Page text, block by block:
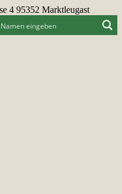
4 95352 Marktleugast